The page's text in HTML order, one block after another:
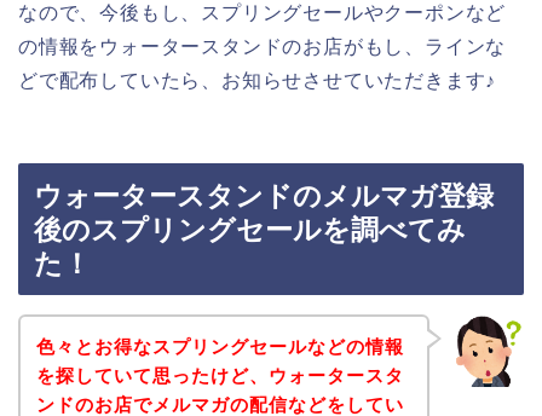
なので、今後もし、スプリングセールやクーポンなど
の情報をウォータースタンドのお店がもし、ラインな
どで配布していたら、お知らせさせていただきます♪
ウォータースタンドのメルマガ登録
後のスプリングセールを調べてみ
た！
色々とお得なスプリングセールなどの情報
を探していて思ったけど、ウォータースタ
ンドのお店でメルマガの配信などをしてい